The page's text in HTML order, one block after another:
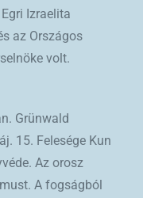
Izraelita
az Országos
volt.
Grünwald
15. Felesége Kun
Az orosz
A fogságból